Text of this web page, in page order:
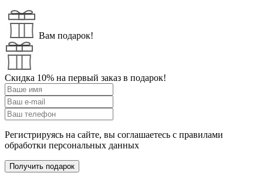
Вам подарок!
Скидка 10% на первый заказ в подарок!
Регистрируясь на сайте, вы соглашаетесь с правилами
обработки персональных данных